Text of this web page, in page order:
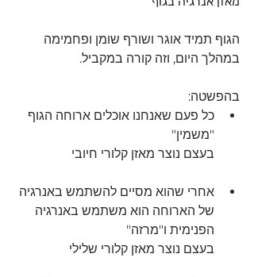
הגוף תמיד אוגר ושורף שומן ופחמימה
במהלך היום, וזה קורה במקביל.
בהפשטה:
כל פעם שאנחנו אוכלים ארוחה הגוף
"משמין"
בעצם נוצר מאזן קלורי חיובי
אחרי שהוא מסיים להשתמש באנרגיה
של הארוחה הוא משתמש באנרגיה
הפנימית ו"מרזה"
בעצם נוצר מאזן קלורי שלילי